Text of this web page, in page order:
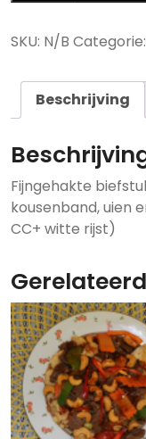
Bai
Krapauw
SKU: N/B Categorie:
Beschrijving
Fijngehakte
kousenband, uien
CC+ witte rijst)